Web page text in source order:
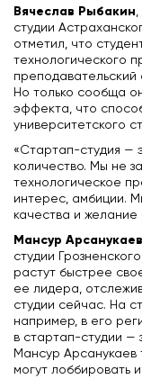
Вячеслав Рыбакин
студии
отметил, что
технологического
преподавательский
Но только сообща
эффекта, что
университетского
«Стартап-студия —
количество. Мы не
технологическое
интерес, амбиции.
качества и желание
Мансур Арсанукаев
студии
растут быстрее
ее лидера,
студии сейчас. На
например, в его
в стартап-студии —
Мансур Арсанукаев
могут лоббировать